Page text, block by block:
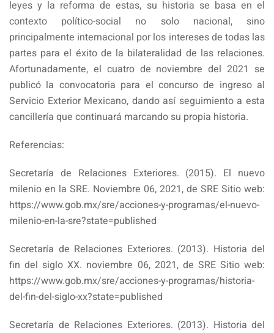
leyes y la reforma de estas, su historia se basa en el
contexto político-social no solo nacional, sino
principalmente internacional por los intereses de todas las
partes para el éxito de la bilateralidad de las relaciones.
Afortunadamente, el cuatro de noviembre del 2021 se
publicó la convocatoria para el concurso de ingreso al
Servicio Exterior Mexicano, dando así seguimiento a esta
cancillería que continuará marcando su propia historia.
Referencias:
Secretaría de Relaciones Exteriores. (2015). El nuevo
milenio en la SRE. Noviembre 06, 2021, de SRE Sitio web:
https://www.gob.mx/sre/acciones-y-programas/el-nuevo-
milenio-en-la-sre?state=published
Secretaría de Relaciones Exteriores. (2013). Historia del
fin del siglo XX. noviembre 06, 2021, de SRE Sitio web:
https://www.gob.mx/sre/acciones-y-programas/historia-
del-fin-del-siglo-xx?state=published
Secretaría de Relaciones Exteriores. (2013). Historia del